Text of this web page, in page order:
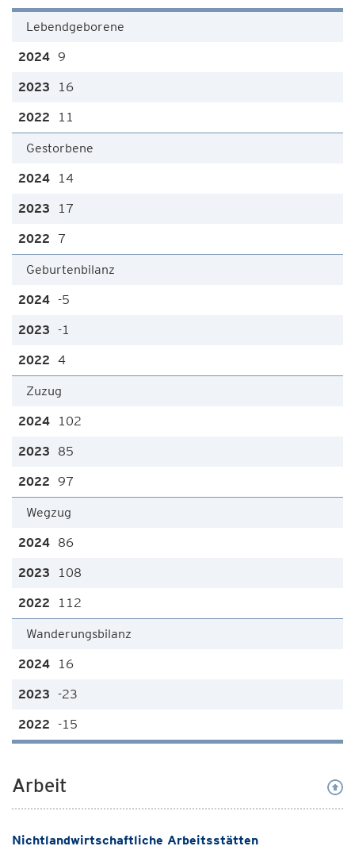
Lebendgeborene
9
16
11
Gestorbene
14
17
7
Geburtenbilanz
-5
-1
4
Zuzug
102
85
97
Wegzug
86
108
112
Wanderungsbilanz
16
-23
-15
Arbeit
Nichtlandwirtschaftliche Arbeitsstätten